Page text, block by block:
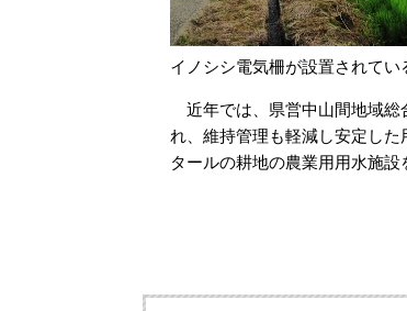
イノシシ電気柵が設置されてい
近年では、県営中山間地域総
れ、維持管理も軽減し安定し
タールの耕地の農業用用水施設